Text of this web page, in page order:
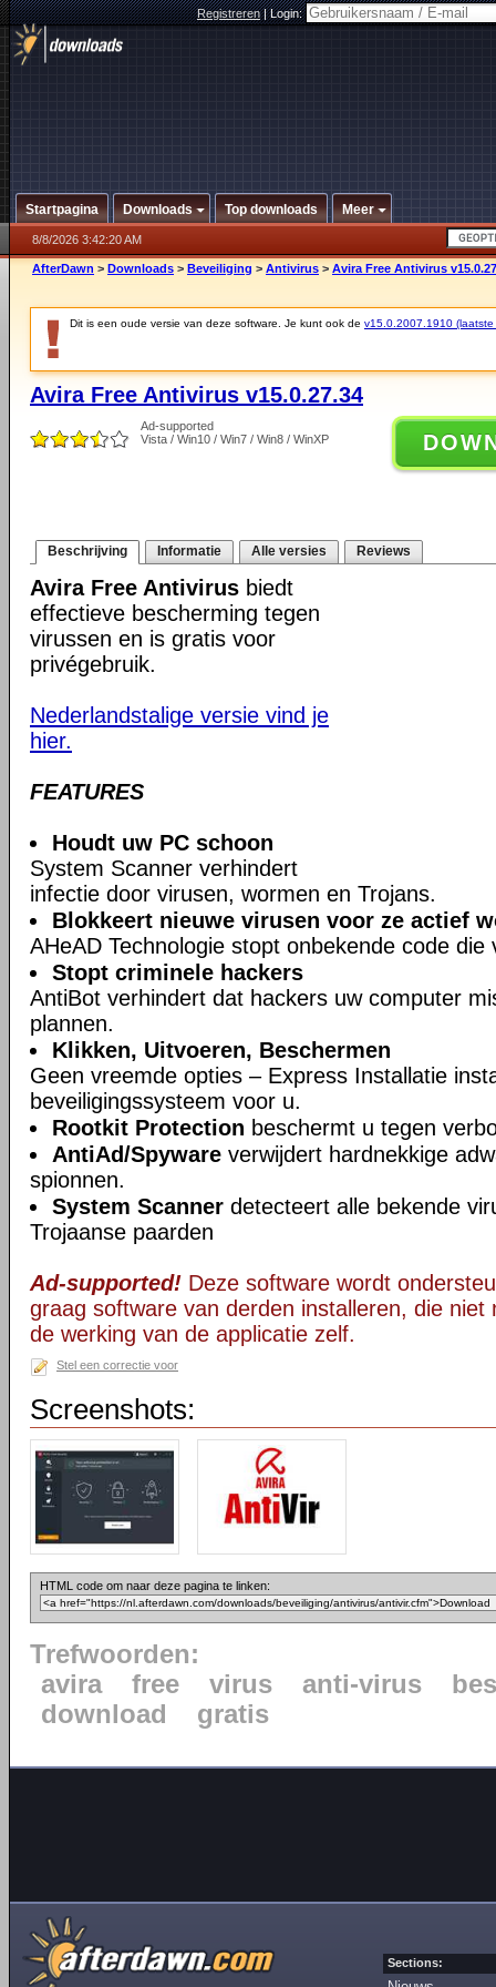
Registreren|Login:
Startpagina Downloads Top downloads Meer
8/8/2026 3:42:20 AM
AfterDawn > Downloads > Beveiliging > Antivirus > Avira Free Antivirus
Dit is een oude versie van deze software. Je kunt ook de v15.0.2007.1910 (laatste
Avira Free Antivirus v15.0.27.34
Ad-supported
Vista / Win10 / Win7 / Win8 / WinXP
Beschrijving Informatie Alle versies Reviews
Avira Free Antivirus biedt
effectieve bescherming tegen
virussen en is gratis voor
privégebruik.
Nederlandstalige versie vind je
hier.
FEATURES
Houdt uw PC schoon
System Scanner verhindert
infectie door virusen, wormen en Trojans.
Blokkeert nieuwe virusen voor ze actief
AHeAD Technologie stopt onbekende code die
Stopt criminele hackers
AntiBot verhindert dat hackers uw computer
plannen.
Klikken, Uitvoeren, Beschermen
Geen vreemde opties – Express Installatie
beveiligingssysteem voor u.
Rootkit Protection beschermt u tegen
AntiAd/Spyware verwijdert hardnekkige
spionnen.
System Scanner detecteert alle bekende
Trojaanse paarden
Ad-supported! Deze software wordt
graag software van derden installeren, die niet
de werking van de applicatie zelf.
Stel een correctie voor
Screenshots:
HTML code om naar deze pagina te linken:
Trefwoorden:
avira
free virus anti-virus
download
gratis
Sections: